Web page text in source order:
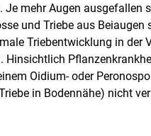
Je mehr Augen ausgefallen
und Triebe aus Beiaugen
Triebentwicklung in der
Hinsichtlich
Oidium- oder
in Bodennähe) nicht